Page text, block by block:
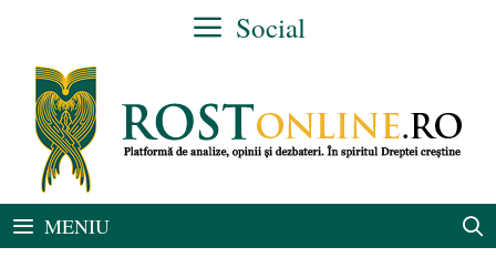
conținut
Social
MENIU